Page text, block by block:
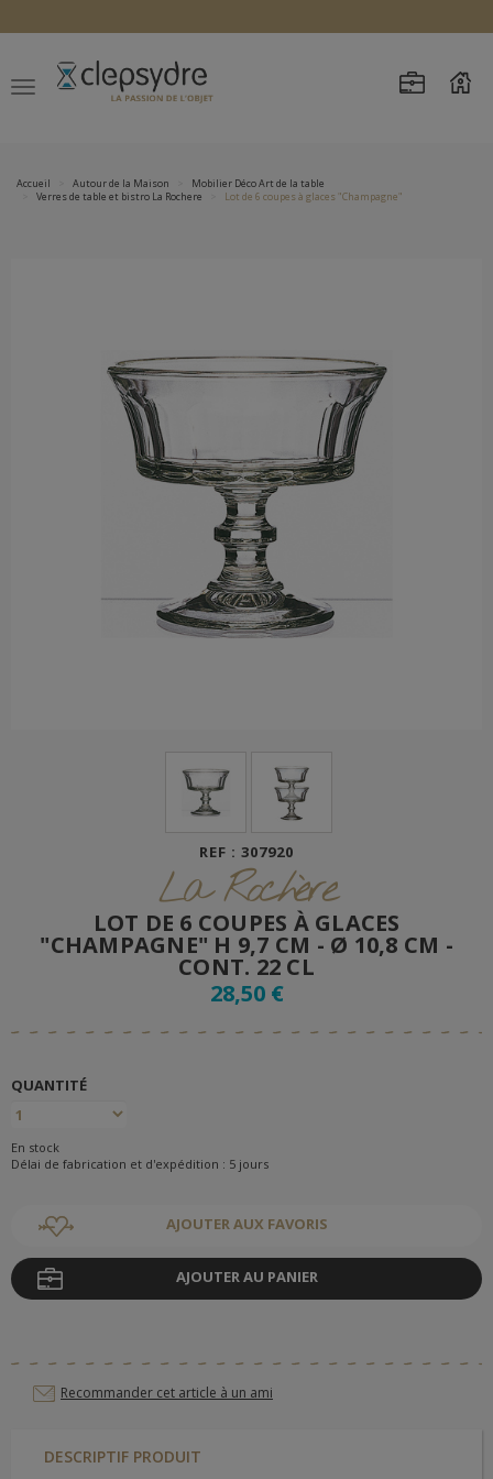
Accueil Autour de la Maison
Mobilier Déco Art de la table
Verres de table et bistro La Rochere
Lot de 6 coupes à glaces "Champagne"
REF : 307920
La Rochère
LOT DE 6 COUPES À GLACES
"CHAMPAGNE" H 9,7 CM - Ø 10,8 CM -
CONT. 22 CL
28,50 €
QUANTITÉ
En stock
Délai de fabrication et d'expédition : 5 jours
AJOUTER AUX FAVORIS
AJOUTER AU PANIER
Recommander cet article à un ami
DESCRIPTIF PRODUIT